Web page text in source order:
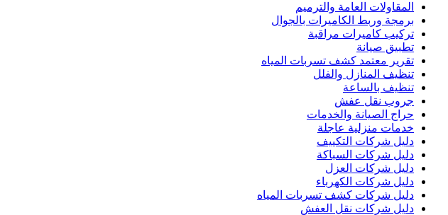
المقاولات العامة والترميم
برمجة وربط الكاميرات بالجوال
تركيب كاميرات مراقبة
تطبيق صيانة
تقرير معتمد كشف تسربات المياه
تنظيف المنازل والفلل
تنظيف بالساعة
جروب نقل عفش
حراج الصيانة والخدمات
خدمات منزلية عاجلة
دليل شركات التكييف
دليل شركات السباكة
دليل شركات العزل
دليل شركات الكهرباء
دليل شركات كشف تسربات المياه
دليل شركات نقل العفش